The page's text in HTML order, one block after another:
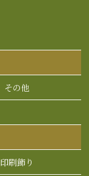
その他
印刷飾り